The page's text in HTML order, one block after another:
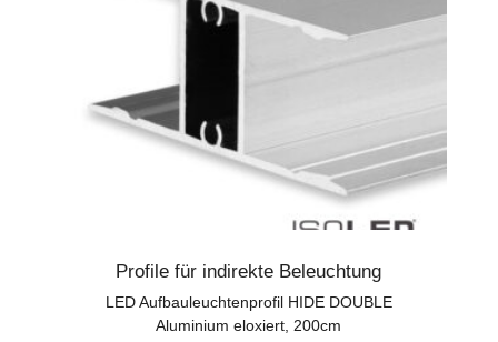
Profile für indirekte Beleuchtung
LED Aufbauleuchtenprofil HIDE DOUBLE
Aluminium eloxiert, 200cm